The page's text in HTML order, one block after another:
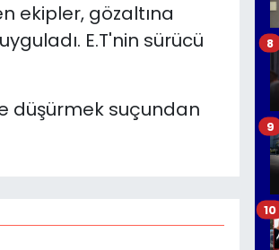
ekipler, gözaltına
E.T'nin sürücü
düşürmek suçundan
8
9
10